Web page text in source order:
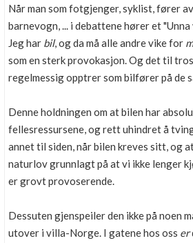
Når man som fotgjenger, syklist, fører
barnevogn, ... i debattene hører et
Jeg har bil, og da må alle andre vike for
som en sterk provokasjon. Og det til
regelmessig opptrer som bilfører på de
Denne holdningen om at bilen har
fellesressursene, og rett uhindret å
annet til siden, når bilen kreves sitt, og
naturlov grunnlagt på at vi ikke lenger
er grovt provoserende.
Dessuten gjenspeiler den ikke på noen
utover i villa-Norge. I gatene hos oss er